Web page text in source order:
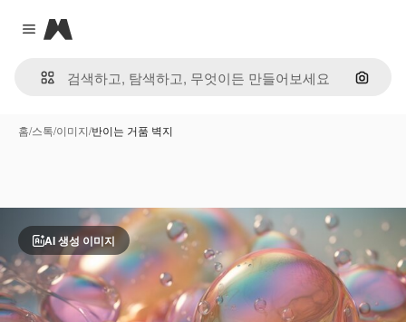
Close menu
Magnific
이미지
홈/스톡/이미지/반이는 거품 벽지
AI 생성 이미지